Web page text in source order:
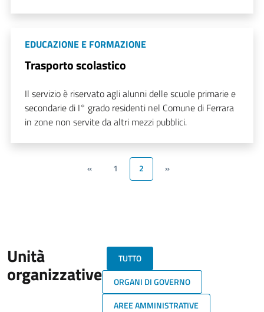
EDUCAZIONE E FORMAZIONE
Trasporto scolastico
Il servizio è riservato agli alunni delle scuole primarie e
secondarie di I° grado residenti nel Comune di Ferrara
in zone non servite da altri mezzi pubblici.
« 1 2 »
Unità
organizzative
TUTTO
ORGANI DI GOVERNO
AREE AMMINISTRATIVE